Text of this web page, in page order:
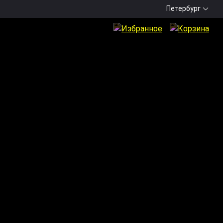
Петербург